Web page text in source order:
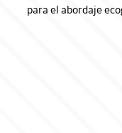
para el abordaje